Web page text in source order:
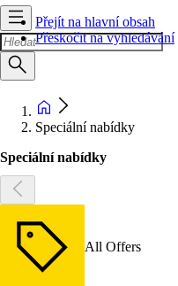
Přejít na hlavní obsah
Přeskočit na vyhledávání
Speciální nabídky
Speciální nabídky
All Offers